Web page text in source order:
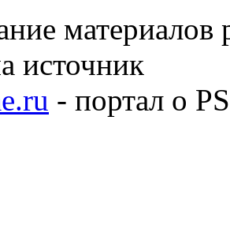
материалов
источник
- портал о